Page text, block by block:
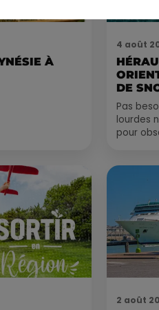
À
4 août
DE
Pas
lourdes
pour
2 août